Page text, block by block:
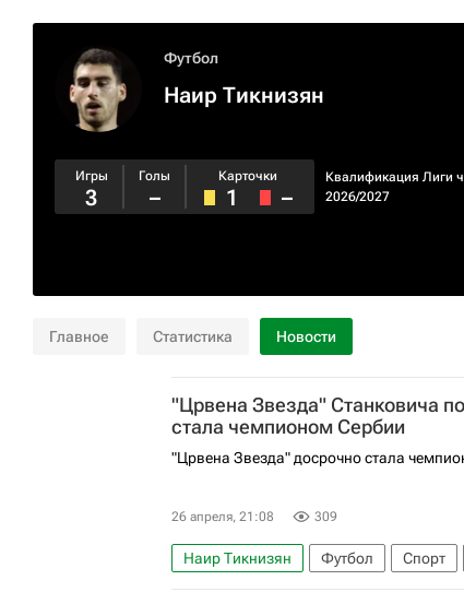
Футбол
Наир Тикнизян
Квалификация Лиги
2026/2027
Игры
3
Голы
–
Карточки
1 –
Главное Статистика Новости
"Црвена Звезда" Станковича
стала чемпионом Сербии
"Црвена Звезда" досрочно стала
26 апреля, 21:08 309
Наир Тикнизян Футбол Спорт